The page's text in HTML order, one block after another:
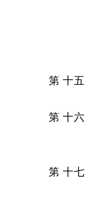
第 十五
第 十六
第 十七